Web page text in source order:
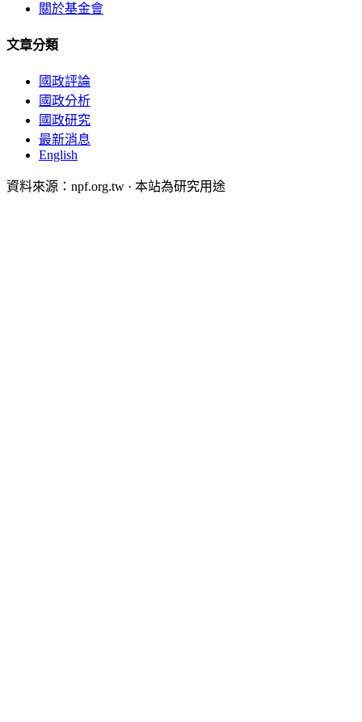
關於基金會
文章分類
國政評論
國政分析
國政研究
最新消息
English
資料來源：npf.org.tw · 本站為研究用途